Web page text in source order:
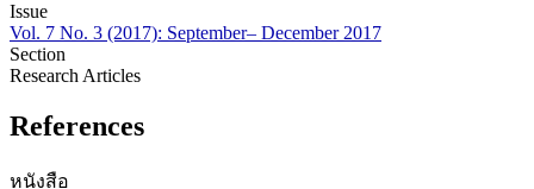
Issue
Vol. 7 No. 3 (2017): September– December 2017
Section
Research Articles
References
หนังสือ